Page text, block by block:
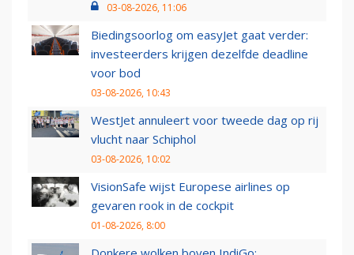
03-08-2026, 11:06
Biedingsoorlog om easyJet gaat verder:
investeerders krijgen dezelfde deadline
voor bod
03-08-2026, 10:43
WestJet annuleert voor tweede dag op rij
vlucht naar Schiphol
03-08-2026, 10:02
VisionSafe wijst Europese airlines op
gevaren rook in de cockpit
01-08-2026, 8:00